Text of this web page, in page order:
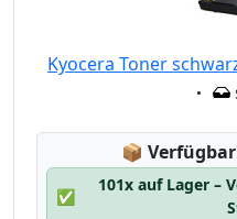
Kyocera Toner
📦
✅
101x auf Lager –